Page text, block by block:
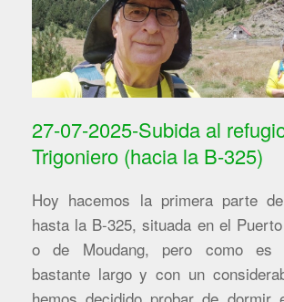
27-07-2025-Subida al
Trigoniero (hacia la B-325)
Hoy hacemos la primera parte
hasta la B-325, situada en el
o de Moudang, pero como es
bastante largo y con un